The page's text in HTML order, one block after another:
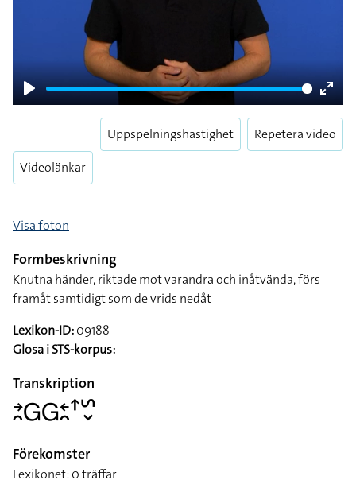
Play
Enter
Videolänkar
Uppspelningshastighet Repetera video
Visa foton
Formbeskrivning
Knutna händer, riktade mot varandra och inåtvända, förs
framåt samtidigt som de vrids nedåt
Lexikon-ID:09188
Glosa i STS-korpus:-
Transkription
􌥔􌥘􌤦􌤦􌥓􌥘􌦃􌥲􌦀
Förekomster
Lexikonet: 0 träffar